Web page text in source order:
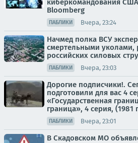
киберкомандования США
Bloomberg
ПАБЛИКИ Вчера, 23:24
Начмед полка ВСУ
смертельными уколами,
российских силовых
ПАБЛИКИ Вчера, 23:03
Дорогие подписчики!.
подготовили для вас 4
«Государственная
граница», 4 серия, (1981
ПАБЛИКИ Вчера, 23:01
В Скадовском МО